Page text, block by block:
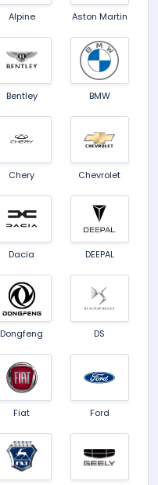
Alpine Aston Martin
Bentley BMW
Chery Chevrolet
Dacia DEEPAL
Dongfeng DS
Fiat Ford